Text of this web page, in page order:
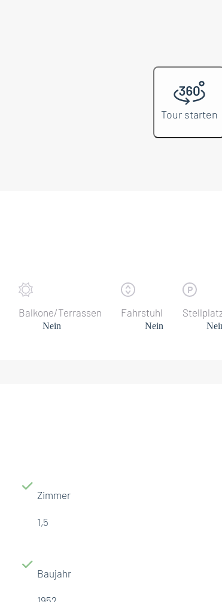
Tour starten
Balkone/Terrassen
Nein
Fahrstuhl
Nein
Zimmer
1,5
Baujahr